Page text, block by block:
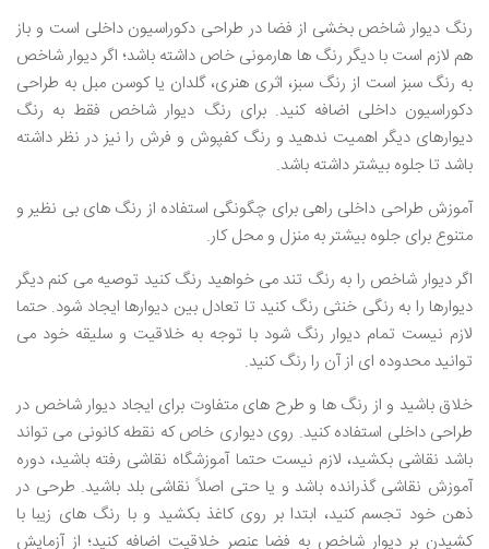
رنگ دیوار شاخص بخشی از فضا در طراحی دکوراسیون داخلی است و باز
هم لازم است با دیگر رنگ ها هارمونی خاص داشته باشد؛ اگر دیوار شاخص
به رنگ سبز است از رنگ سبز، اثری هنری، گلدان یا کوسن مبل به طراحی
دکوراسیون داخلی اضافه کنید. برای رنگ دیوار شاخص فقط به رنگ
دیوارهای دیگر اهمیت ندهید و رنگ کفپوش و فرش را نیز در نظر داشته
باشد تا جلوه بیشتر داشته باشد.
آموزش طراحی داخلی راهی برای چگونگی استفاده از رنگ های بی نظیر و
متنوع برای جلوه بیشتر به منزل و محل کار.
اگر دیوار شاخص را به رنگ تند می خواهید رنگ کنید توصیه می کنم دیگر
دیوارها را به رنگی خنثی رنگ کنید تا تعادل بین دیوارها ایجاد شود. حتما
لازم نیست تمام دیوار رنگ شود با توجه به خلاقیت و سلیقه خود می
توانید محدوده ای از آن را رنگ کنید.
خلاق باشید و از رنگ ها و طرح های متفاوت برای ایجاد دیوار شاخص در
طراحی داخلی استفاده کنید. روی دیواری خاص که نقطه کانونی می تواند
باشد نقاشی بکشید، لازم نیست حتما آموزشگاه نقاشی رفته باشید، دوره
آموزش نقاشی گذرانده باشد و یا حتی اصلاً نقاشی بلد باشید. طرحی در
ذهن خود تجسم کنید، ابتدا بر روی کاغذ بکشید و با رنگ های زیبا با
کشیدن بر دیوار شاخص به فضا عنصر خلاقیت اضافه کنید؛ از آزمایش